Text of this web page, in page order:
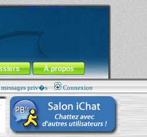
À propos
priv�s Connexion